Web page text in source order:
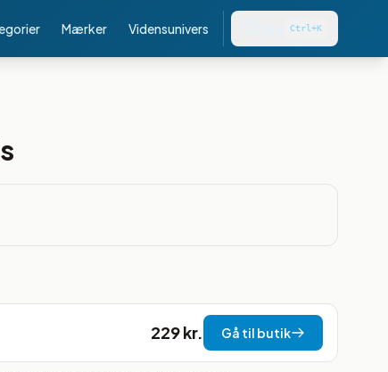
Mærker Vidensunivers Ctrl+K
229 kr. Gå til butik